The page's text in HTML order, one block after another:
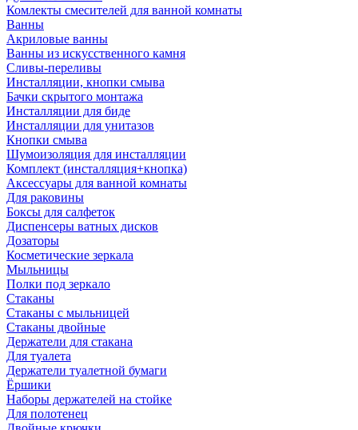
Комлекты смесителей для ванной комнаты
Ванны
Акриловые ванны
Ванны из искусственного камня
Сливы-переливы
Инсталляции, кнопки смыва
Бачки скрытого монтажа
Инсталляции для биде
Инсталляции для унитазов
Кнопки смыва
Шумоизоляция для инсталляции
Комплект (инсталляция+кнопка)
Аксессуары для ванной комнаты
Для раковины
Боксы для салфеток
Диспенсеры ватных дисков
Дозаторы
Косметические зеркала
Мыльницы
Полки под зеркало
Стаканы
Стаканы с мыльницей
Стаканы двойные
Держатели для стакана
Для туалета
Держатели туалетной бумаги
Ёршики
Наборы держателей на стойке
Для полотенец